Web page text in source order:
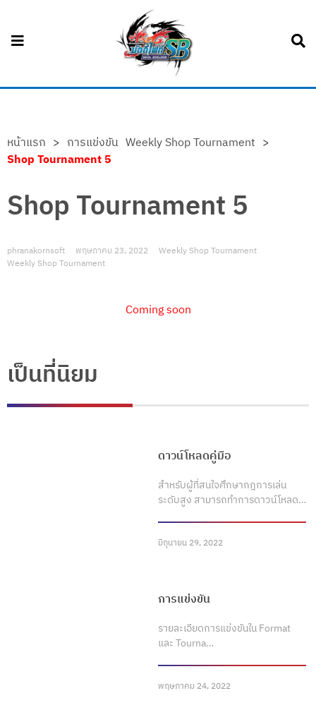
หน้าแรก > การแข่งขัน Weekly Shop Tournament >
Shop Tournament 5
Shop Tournament 5
phranakornsoft พฤษภาคม 23, 2022
Weekly Shop Tournament
Weekly Shop Tournament
Coming soon
เป็นที่นิยม
ดาวน์โหลดคู่มือ
สำหรับผู้ที่สนใจศึกษากฎการเล่น
ระดับสูง สามารถทำการดาวน์โหลด…
มิถุนายน 29, 2022
การแข่งขัน
รายละเอียดการแข่งขันใน Format
และ Tourna…
พฤษภาคม 24, 2022